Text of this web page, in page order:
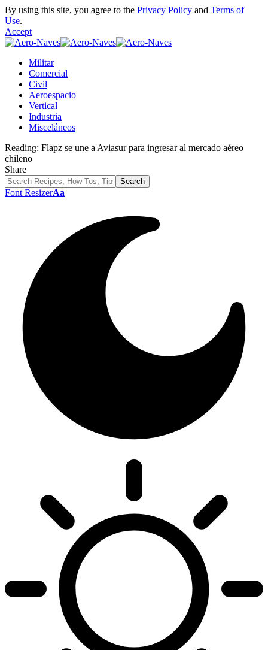
By using this site, you agree to the Privacy Policy and Terms of
Use.
Accept
Militar
Comercial
Civil
Aeroespacio
Vertical
Industria
Misceláneos
Reading: Flapz se une a Aviasur para ingresar al mercado aéreo
chileno
Share
Font ResizerAa